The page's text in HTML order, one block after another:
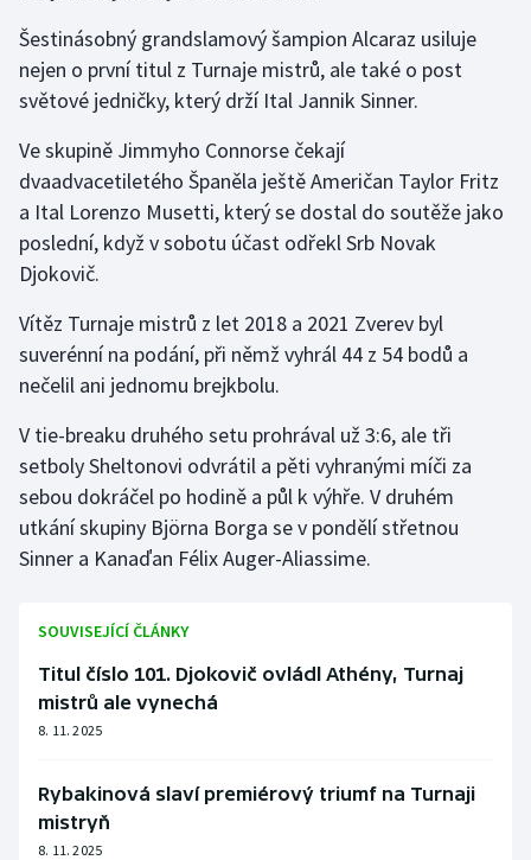
Plážový volejbal
Rychlobruslení
Rychlostní kanoistika
Sportovní střelba
Triatlon
Veslování
Ostatní
Šestinásobný grandslamový šampion Alcaraz usiluje
nejen o první titul z Turnaje mistrů, ale také o post
světové jedničky, který drží Ital Jannik Sinner.
Ve skupině Jimmyho Connorse čekají
dvaadvacetiletého Španěla ještě Američan Taylor Fritz
a Ital Lorenzo Musetti, který se dostal do soutěže jako
poslední, když v sobotu účast odřekl Srb Novak
Djokovič.
Vítěz Turnaje mistrů z let 2018 a 2021 Zverev byl
suverénní na podání, při němž vyhrál 44 z 54 bodů a
nečelil ani jednomu brejkbolu.
V tie-breaku druhého setu prohrával už 3:6, ale tři
setboly Sheltonovi odvrátil a pěti vyhranými míči za
sebou dokráčel po hodině a půl k výhře. V druhém
utkání skupiny Björna Borga se v pondělí střetnou
Sinner a Kanaďan Félix Auger-Aliassime.
SOUVISEJÍCÍ ČLÁNKY
Titul číslo 101. Djokovič ovládl Athény, Turnaj
mistrů ale vynechá
8. 11. 2025
Rybakinová slaví premiérový triumf na Turnaji
mistryň
8. 11. 2025